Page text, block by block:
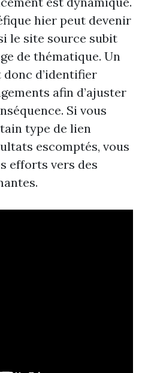
hier peut devenir
le site source subit
de thématique. Un
d’identifier
afin d’ajuster
Si vous
type de lien
escomptés, vous
efforts vers des